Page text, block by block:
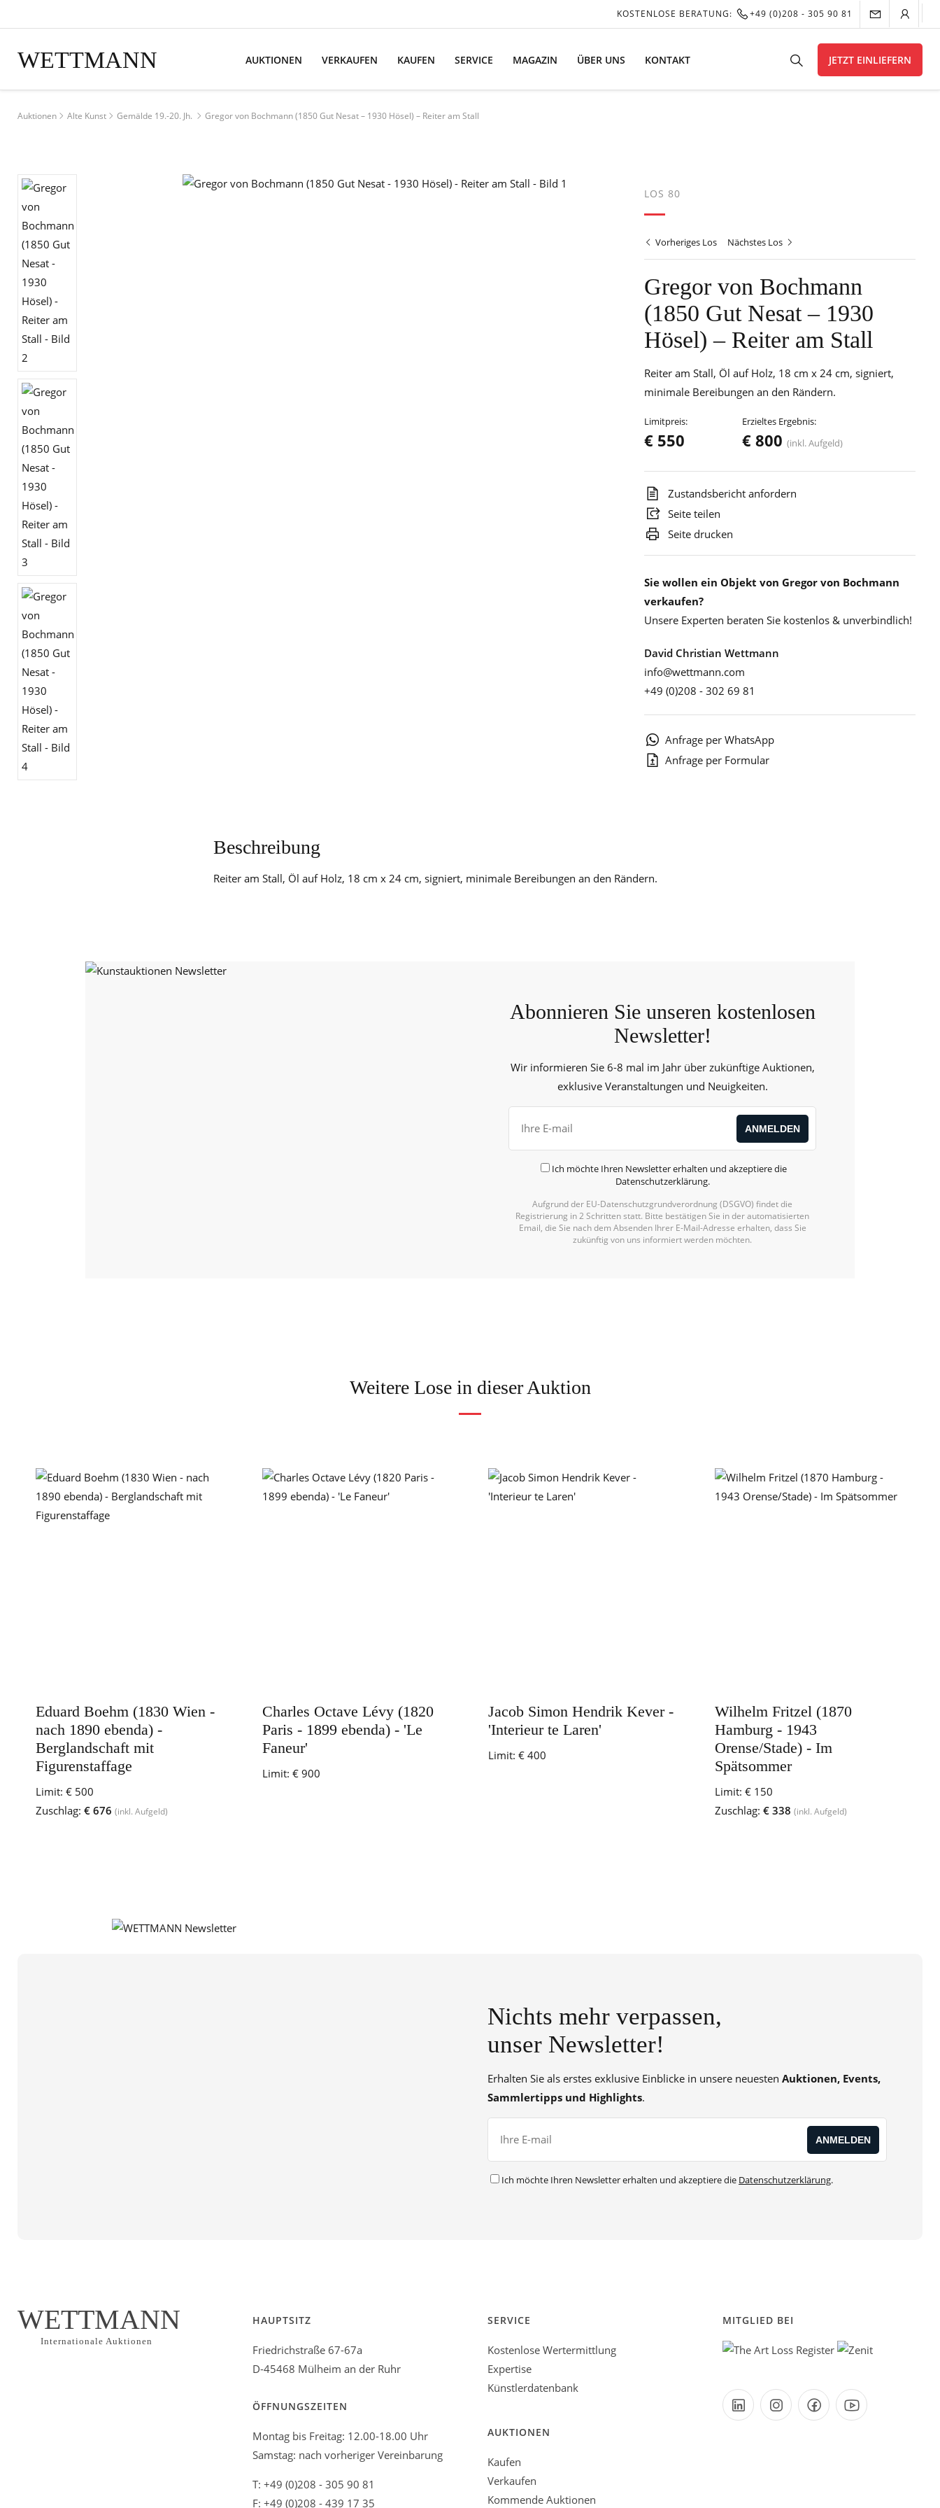
KOSTENLOSE BERATUNG: +49 (0)208 - 305 90 81
WETTMANN AUKTIONEN VERKAUFEN KAUFEN SERVICE MAGAZIN ÜBER UNS KONTAKT JETZT EINLIEFERN
Auktionen Alte Kunst Gemälde 19.-20. Jh. Gregor von Bochmann (1850 Gut Nesat – 1930 Hösel) – Reiter am Stall
LOS 80
Vorheriges Los Nächstes Los
Gregor von Bochmann
(1850 Gut Nesat – 1930
Hösel) – Reiter am Stall
Reiter am Stall, Öl auf Holz, 18 cm x 24 cm, signiert,
minimale Bereibungen an den Rändern.
Limitpreis:
€ 550
Erzieltes Ergebnis:
€ 800 (inkl. Aufgeld)
Zustandsbericht anfordern
Seite teilen
Seite drucken
Sie wollen ein Objekt von Gregor von Bochmann
verkaufen?
Unsere Experten beraten Sie kostenlos & unverbindlich!
David Christian Wettmann
info@wettmann.com
+49 (0)208 - 302 69 81
Anfrage per WhatsApp
Anfrage per Formular
Beschreibung
Reiter am Stall, Öl auf Holz, 18 cm x 24 cm, signiert, minimale Bereibungen an den Rändern.
Abonnieren Sie unseren kostenlosen
Newsletter!
Wir informieren Sie 6-8 mal im Jahr über zukünftige Auktionen,
exklusive Veranstaltungen und Neuigkeiten.
Ich möchte Ihren Newsletter erhalten und akzeptiere die
Datenschutzerklärung.
Aufgrund der EU-Datenschutzgrundverordnung (DSGVO) findet die
Registrierung in 2 Schritten statt. Bitte bestätigen Sie in der automatisierten
Email, die Sie nach dem Absenden Ihrer E-Mail-Adresse erhalten, dass Sie
zukünftig von uns informiert werden möchten.
Weitere Lose in dieser Auktion
Eduard Boehm (1830 Wien -
nach 1890 ebenda) -
Berglandschaft mit
Figurenstaffage
Limit: € 500
Zuschlag: € 676 (inkl. Aufgeld)
Charles Octave Lévy (1820
Paris - 1899 ebenda) - 'Le
Faneur'
Limit: € 900
Jacob Simon Hendrik Kever -
'Interieur te Laren'
Limit: € 400
Wilhelm Fritzel (1870
Hamburg - 1943
Orense/Stade) - Im
Spätsommer
Limit: € 150
Zuschlag: € 338 (inkl. Aufgeld)
Nichts mehr verpassen,
unser Newsletter!
Erhalten Sie als erstes exklusive Einblicke in unsere neuesten Auktionen, Events,
Sammlertipps und Highlights.
Ich möchte Ihren Newsletter erhalten und akzeptiere die Datenschutzerklärung.
WETTMANN
Internationale Auktionen
HAUPTSITZ
Friedrichstraße 67-67a
D-45468 Mülheim an der Ruhr
ÖFFNUNGSZEITEN
Montag bis Freitag: 12.00-18.00 Uhr
Samstag: nach vorheriger Vereinbarung
T: +49 (0)208 - 305 90 81
F: +49 (0)208 - 439 17 35
SERVICE
Kostenlose Wertermittlung
Expertise
Künstlerdatenbank
AUKTIONEN
Kaufen
Verkaufen
Kommende Auktionen
MITGLIED BEI